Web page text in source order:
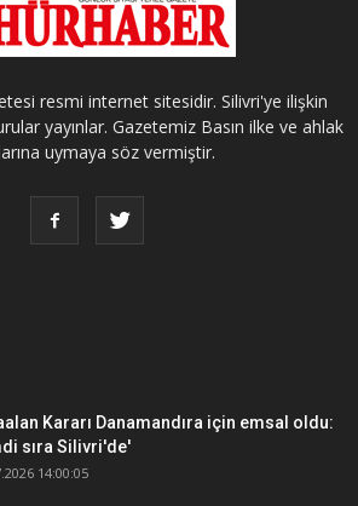
resmi internet sitesidir. Silivri'ye ilişkin
yayınlar. Gazetemiz Basın ilke ve ahlak
uymaya söz vermiştir.
Kararı Danamandıra için emsal oldu:
sıra Silivri'de'
14:00:05